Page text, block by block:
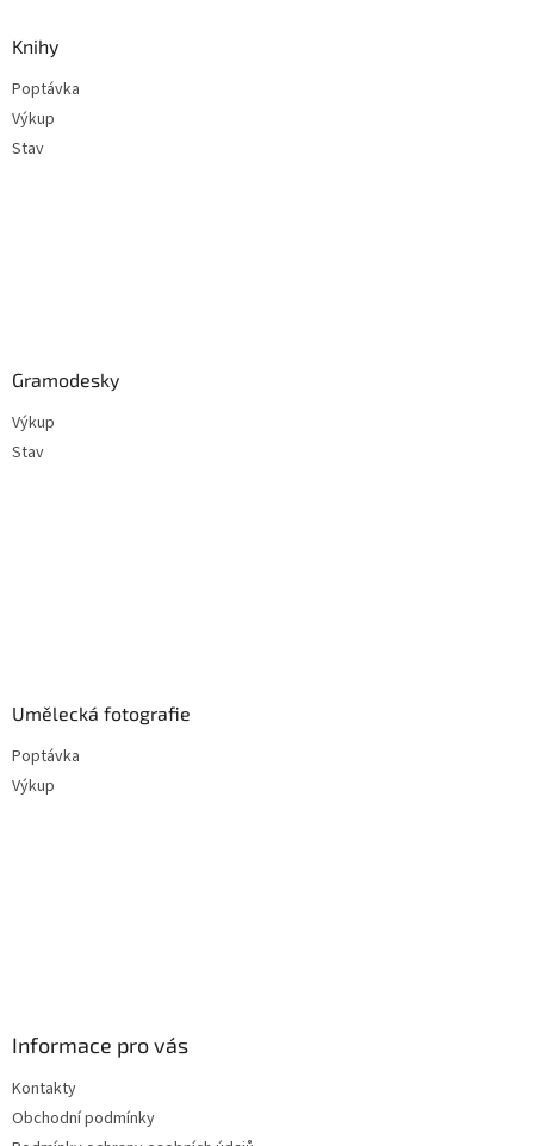
Knihy
Poptávka
Výkup
Stav
Gramodesky
Výkup
Stav
Umělecká fotografie
Poptávka
Výkup
Informace pro vás
Kontakty
Obchodní podmínky